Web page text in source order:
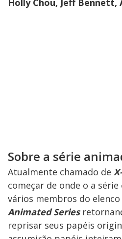
Holly Chou, Jeff Bennett,
Sobre a série
Atualmente chamado de
começar de onde o a
vários membros do elenco
Animated Series
reprisar seus papéis